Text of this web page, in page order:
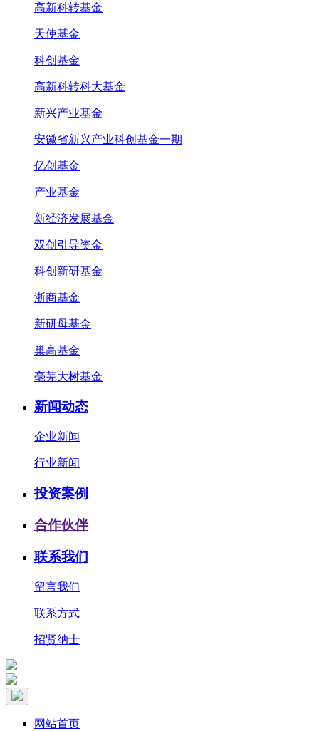
高新科转基金
天使基金
科创基金
高新科转科大基金
新兴产业基金
安徽省新兴产业科创基金一期
亿创基金
产业基金
新经济发展基金
双创引导资金
科创新研基金
浙商基金
新研母基金
巢高基金
亳芜大树基金
新闻动态
企业新闻
行业新闻
投资案例
合作伙伴
联系我们
留言我们
联系方式
招贤纳士
网站首页